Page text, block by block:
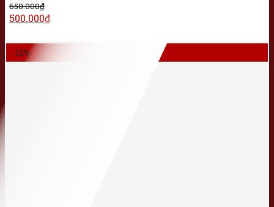
650.000₫
500.000₫
-12%